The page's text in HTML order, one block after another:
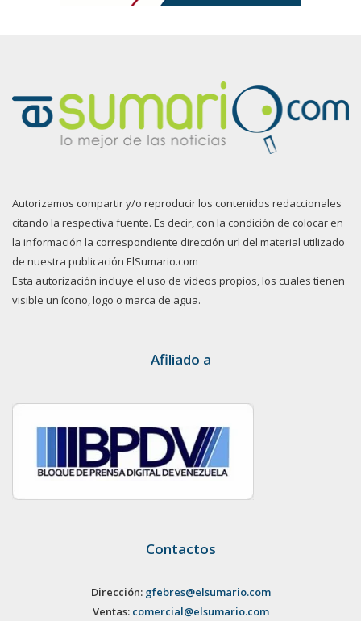
Autorizamos compartir y/o reproducir los contenidos redaccionales
citando la respectiva fuente. Es decir, con la condición de colocar en
la información la correspondiente dirección url del material utilizado
de nuestra publicación ElSumario.com
Esta autorización incluye el uso de videos propios, los cuales tienen
visible un ícono, logo o marca de agua.
Afiliado a
Contactos
Dirección: gfebres@elsumario.com
Ventas: comercial@elsumario.com